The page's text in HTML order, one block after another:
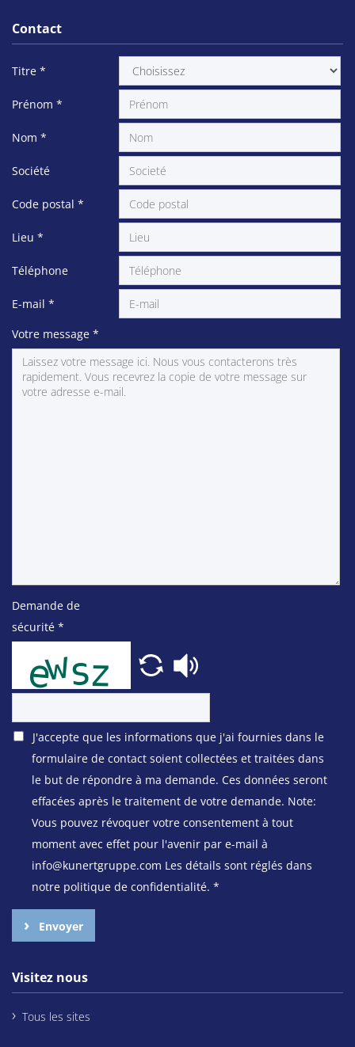
Contact
Titre *
Prénom *
Nom *
Société
Code postal *
Lieu *
Téléphone
E-mail *
Votre message *
Demande de
sécurité *
J'accepte que les informations que j'ai fournies dans le
formulaire de contact soient collectées et traitées dans
le but de répondre à ma demande. Ces données seront
effacées après le traitement de votre demande. Note:
Vous pouvez révoquer votre consentement à tout
moment avec effet pour l'avenir par e-mail à
info@kunertgruppe.com Les détails sont réglés dans
notre politique de confidentialité. *
Envoyer
Visitez nous
Tous les sites